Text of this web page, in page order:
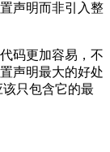
声明而非引入整
码更加容易，不
声明最大的好处
该只包含它的最